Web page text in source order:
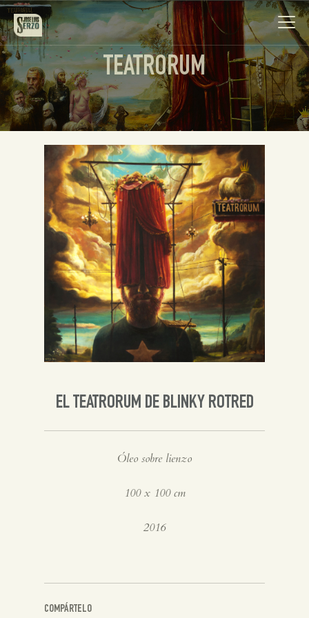
Obra
Biografía
Noticias
Contacto
Español
Inglés
TEATRORUM
EL TEATRORUM DE BLINKY ROTRED
Óleo sobre lienzo
100 x 100 cm
2016
COMPÁRTELO